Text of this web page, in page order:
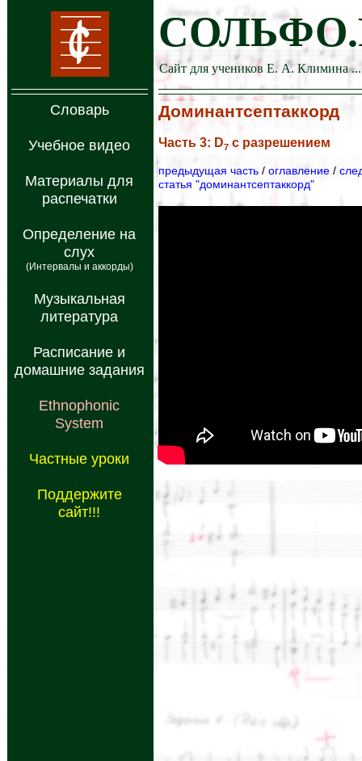
Словарь
Учебное видео
Материалы для
распечатки
Определение на
слух
(Интервалы и аккорды)
Музыкальная
литература
Расписание и
домашние задания
Ethnophonic
System
Частные уроки
Поддержите
сайт!!!
Сайт для учеников Е. А. Климина ...
Доминантсептаккорд
Часть 3: D7 с разрешением
предыдущая часть / оглавление /
статья "доминантсептаккорд"